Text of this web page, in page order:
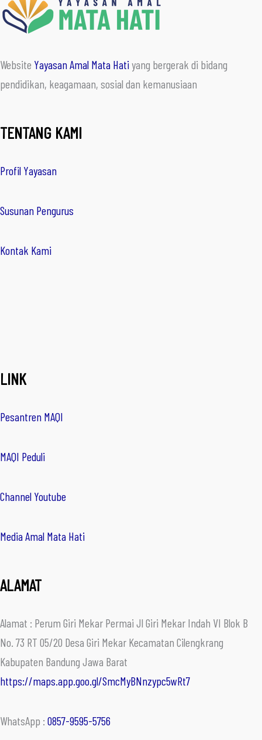
Website Yayasan Amal Mata Hatiyang bergerak di bidang
pendidikan, keagamaan, sosial dan kemanusiaan
TENTANG KAMI
Profil Yayasan
Susunan Pengurus
Kontak Kami
LINK
Pesantren MAQI
MAQI Peduli
Channel Youtube
Media Amal Mata Hati
ALAMAT
Alamat : Perum Giri Mekar Permai Jl Giri Mekar Indah VI Blok B
No. 73 RT 05/20 Desa Giri Mekar Kecamatan Cilengkrang
Kabupaten Bandung Jawa Barat
https://maps.app.goo.gl/SmcMyBNnzypc5wRt7
WhatsApp : 0857-9595-5756